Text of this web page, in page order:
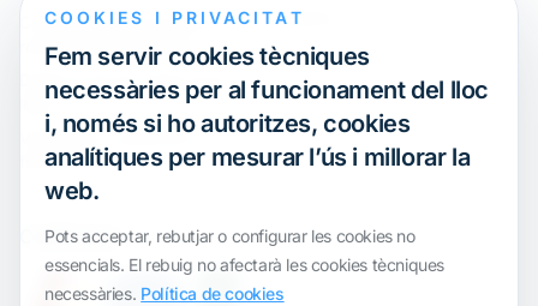
Compliment internacional i
reorganització de grups
Defensa davant inspeccions i
litigis
Valoracions i operacions
financeres
Webinar
Certification
COOKIES I PRIVACITAT
Fem servir cookies tècniques
necessàries per al funcionament del lloc
i, només si ho autoritzes, cookies
analítiques per mesurar l’ús i millorar la
web.
Pots acceptar, rebutjar o configurar les cookies no
essencials. El rebuig no afectarà les cookies tècniques
necessàries. Política de cookies